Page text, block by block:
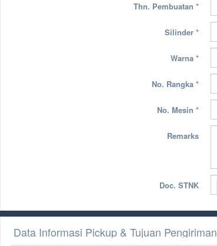
Thn. Pembuatan *
Silinder *
Warna *
No. Rangka *
No. Mesin *
Remarks
Doc. STNK
Data Informasi Pickup & Tujuan Pengiriman